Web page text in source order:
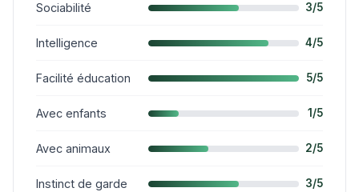
Sociabilité 3/5
Intelligence 4/5
Facilité éducation 5/5
Avec enfants 1/5
Avec animaux 2/5
Instinct de garde 3/5